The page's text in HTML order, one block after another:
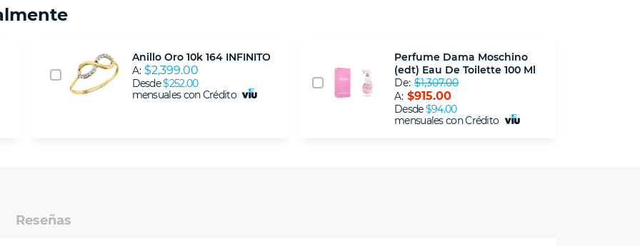
Anillo Oro 10k 164 INFINITO
A: $2,399.00
Desde$252.00
mensuales con Crédito
Perfume Dama Moschino
(edt) Eau De Toilette 100 Ml
De: $1,307.00
A: $915.00
Desde$94.00
mensuales con Crédito
Reseñas